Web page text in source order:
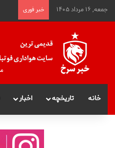
جمعه, ۱۶ مرداد ۱۴۰۵ خبر فوری
خانه تاریخچه اخبار